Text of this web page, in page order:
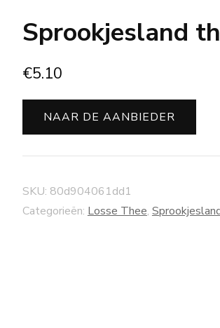
Sprookjesland
€5.10
NAAR DE AANBIEDER
SKU: 80d904061dd1
Categorieën: Losse Thee,